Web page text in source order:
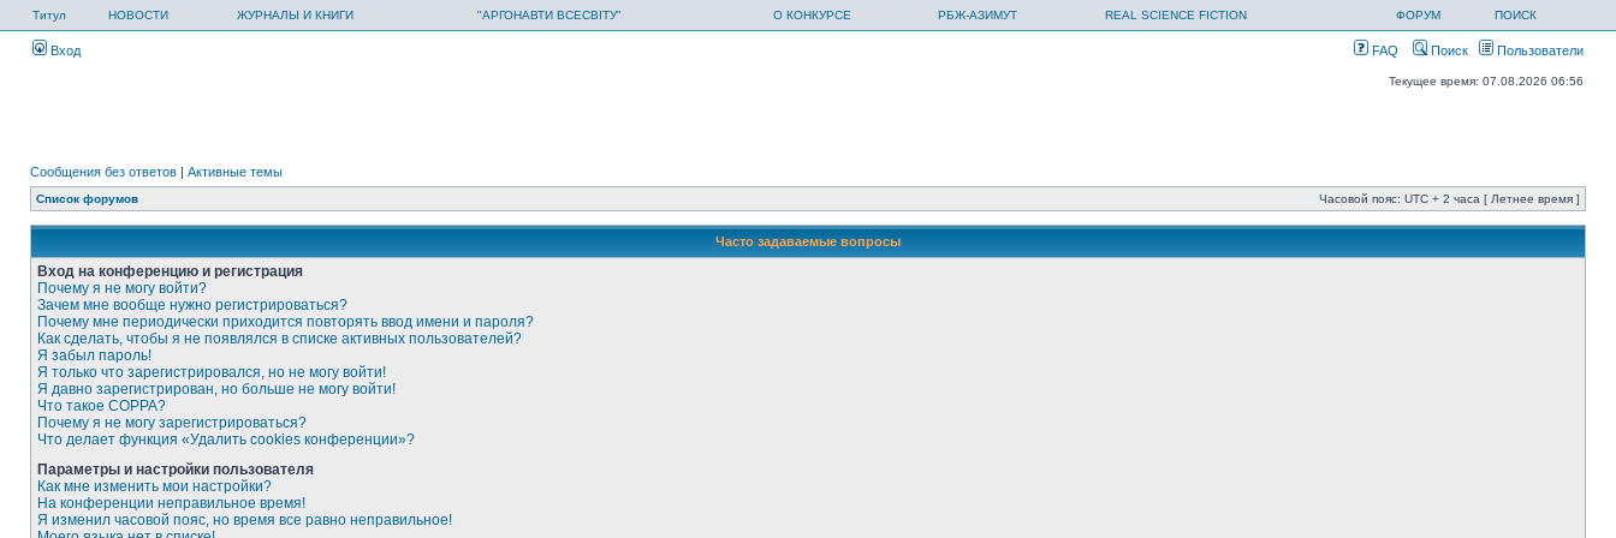
Титул НОВОСТИ ЖУРНАЛЫ И КНИГИ "АРГОНАВТИ ВСЕСВІТУ" О КОНКУРСЕ РБЖ-АЗИМУТ REAL SCIENCE FICTION ФОРУМ ПОИСК
Вход FAQ Поиск Пользователи
Текущее время: 07.08.2026 06:56
Сообщения без ответов | Активные темы
Список форумов Часовой пояс: UTC + 2 часа [ Летнее время ]
Часто задаваемые вопросы
Вход на конференцию и регистрация
Почему я не могу войти?
Зачем мне вообще нужно регистрироваться?
Почему мне периодически приходится повторять ввод имени и пароля?
Как сделать, чтобы я не появлялся в списке активных пользователей?
Я забыл пароль!
Я только что зарегистрировался, но не могу войти!
Я давно зарегистрирован, но больше не могу войти!
Что такое COPPA?
Почему я не могу зарегистрироваться?
Что делает функция «Удалить cookies конференции»?
Параметры и настройки пользователя
Как мне изменить мои настройки?
На конференции неправильное время!
Я изменил часовой пояс, но время все равно неправильное!